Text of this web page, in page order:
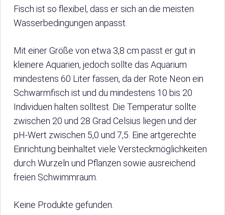
Fisch ist so flexibel, dass er sich an die meisten
Wasserbedingungen anpasst.
Mit einer Größe von etwa 3,8 cm passt er gut in
kleinere Aquarien, jedoch sollte das Aquarium
mindestens 60 Liter fassen, da der Rote Neon ein
Schwarmfisch ist und du mindestens 10 bis 20
Individuen halten solltest. Die Temperatur sollte
zwischen 20 und 28 Grad Celsius liegen und der
pH-Wert zwischen 5,0 und 7,5. Eine artgerechte
Einrichtung beinhaltet viele Versteckmöglichkeiten
durch Wurzeln und Pflanzen sowie ausreichend
freien Schwimmraum.
Keine Produkte gefunden.